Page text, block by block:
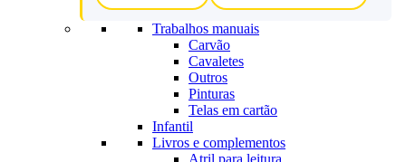
Trabalhos manuais
Carvão
Cavaletes
Outros
Pinturas
Telas em cartão
Infantil
Livros e complementos
Atril para leitura